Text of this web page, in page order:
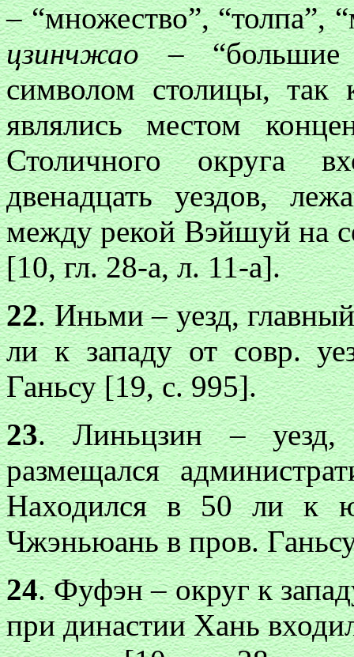
– “множество”, “толпа”,
цзинчжао– “большие
символом столицы, так
являлись местом
Столичного округа
двенадцать уездов,
между рекой Вэйшуй на
[10, гл. 28-а, л. 11-а].
22. Иньми – уезд,
ли к западу от совр.
Ганьсу [19, с. 995].
23. Линьцзин – уезд,
размещался
Находился в 50 ли к
Чжэньюань в пров.
24. Фуфэн – округ к
при династии Хань